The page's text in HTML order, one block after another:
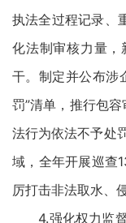
执法全过程记录、
化法制审核力量
干。制定并公布涉
罚”清单，推行包
法行为依法不予处
域，全年开展巡查
厉打击非法取水、
4.强化权力监督